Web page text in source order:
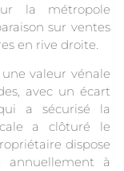
la métropole
sur ventes
en rive droite.
valeur vénale
avec un écart
a sécurisé la
a clôturé le
dispose
annuellement à